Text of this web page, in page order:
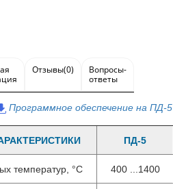
Отзывы(0)
Вопросы-
ответы
Программное обеспечение на ПД-5
ПД-5
температур, °С 400 ...1400